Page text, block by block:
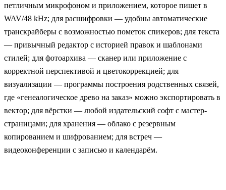
петличным микрофоном и приложением, которое пишет в
WAV/48 kHz; для расшифровки — удобны автоматические
транскрайберы с возможностью пометок спикеров; для текста
— привычный редактор с историей правок и шаблонами
стилей; для фотоархива — сканер или приложение с
корректной перспективой и цветокоррекцией; для
визуализации — программы построения родственных связей,
где «генеалогическое древо на заказ» можно экспортировать в
вектор; для вёрстки — любой издательский софт с мастер-
страницами; для хранения — облако с резервным
копированием и шифрованием; для встреч —
видеоконференции с записью и календарём.